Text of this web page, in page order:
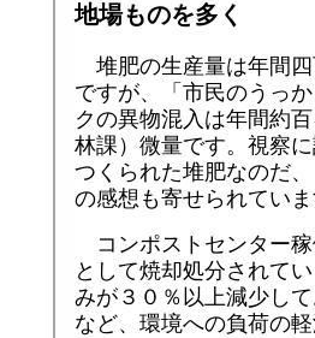
地場ものを多く
堆肥の生産量は年間
ですが、「市民のうっ
クの異物混入は年間約
林課）微量です。視察
つくられた堆肥なのだ
の感想も寄せられてい
コンポストセンター
として焼却処分されて
みが３０％以上減少し
など、環境への負荷の